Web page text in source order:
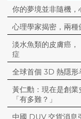
你的夢境並非隨機，
心理學家揭密，兩
淡水魚類的皮膚癌
症
全球首個 3D 熱隱形
黃仁勳：現在是創
「有多難？」
中國 DUV 交貨消息